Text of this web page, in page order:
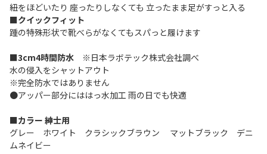
紐をほどいたり 座ったりしなくても 立ったまま足がすっと入る
■クイックフィット
踵の特殊形状で靴べらがなくてもスパっと履けます
■3cm4時間防水 ※日本ラボテック株式会社調べ
水の侵入をシャットアウト
※完全防水ではありません
●アッパー部分にははっ水加工 雨の日でも快適
■カラー 紳士用
グレー ホワイト クラシックブラウン マットブラック デニ
ムネイビー